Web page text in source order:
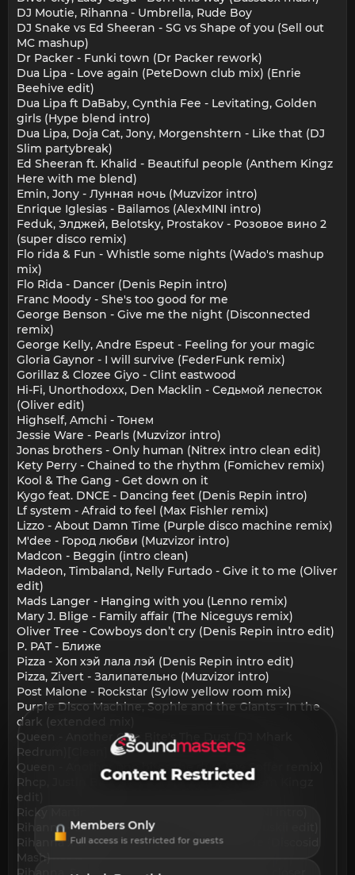
DJ Moutie, Rihanna - Umbrella, Rude Boy
DJ Snake vs Ed Sheeran - SG vs Shape of you (Sell out
MC mashup)
Dr Packer - Funki town (Dr Packer rework)
Dua Lipa - Love again (PeteDown club mix) (Enrie
Beehive edit)
Dua Lipa ft DaBaby, Cynthia Fee - Levitating, Golden
girls (Hype blend intro)
Dua Lipa, Doja Cat, Jony, Morgenshtern - Like that (DJ
Slim partybreak)
Ed Sheeran ft. Khalid - Beautiful people (Anthem Kingz
Here with me blend)
Emin, Jony - Лунная ночь (Muzvizor intro)
Enrique Iglesias - Bailamos (AlexMINI intro)
Feduk, Элджей, Belotsky, Prostakov - Розовое вино 2
(super disco remix)
Flo rida & Fun - Whistle some nights (Wado's mashup
mix)
Flo Rida - Dancer (Denis Repin intro)
Franc Moody - She's too good for me
George Benson - Give me the night (Disconnected
remix)
George Kelly, Andre Espeut - Feeling for your magic
Gloria Gaynor - I will survive (FederFunk remix)
Gorillaz & Clozee Giyo - Clint eastwood
Hi-Fi, Unorthodoxx, Den Macklin - Седьмой лепесток
(Oliver edit)
Highself, Amchi - Тонем
Jessie Ware - Pearls (Muzvizor intro)
Jonas brothers - Only human (Nitrex intro clean edit)
Kety Perry - Chained to the rhythm (Fomichev remix)
Kool & The Gang - Get down on it
Kygo feat. DNCE - Dancing feet (Denis Repin intro)
Lf system - Afraid to feel (Max Fishler remix)
Lizzo - About Damn Time (Purple disco machine remix)
M'dee - Город любви (Muzvizor intro)
Madcon - Beggin (intro clean)
Madeon, Timbaland, Nelly Furtado - Give it to me (Oliver
edit)
Mads Langer - Hanging with you (Lenno remix)
Mary J. Blige - Family affair (The Niceguys remix)
Oliver Tree - Cowboys don’t cry (Denis Repin intro edit)
P. PAT - Ближе
Pizza - Хоп хэй лала лэй (Denis Repin intro edit)
Pizza, Zivert - Залипательно (Muzvizor intro)
Post Malone - Rockstar (Sylow yellow room mix)
Purple Disco Machine, Sophie and the Giants - In the
dark (extended mix)
Queen - Another One Bite's The Dust (DJ Mhark
Redrum)[Clean]
Queen - Another one bites the dust (De Soffer remix)
Rhcp, Justin Bieber - Dani California (Anthem Kingz
edit)
Ricky Martin - Shake your bon-bon (AlexMINI intro)
Rihanna - Bitch better have my money (Druskii edit)
Rihanna x Chaka Khan - Ain't Nobody Rude (Discosid
Mash)
Content Restricted
Members Only
Full access is restricted for guests